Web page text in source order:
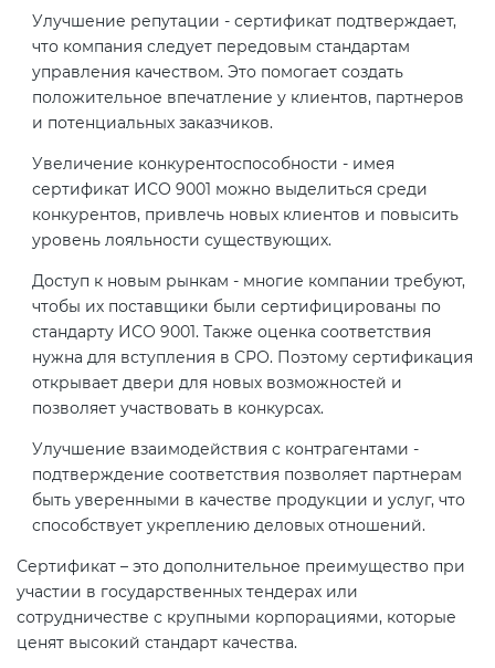
Улучшение репутации - сертификат подтверждает,
что компания следует передовым стандартам
управления качеством. Это помогает создать
положительное впечатление у клиентов, партнеров
и потенциальных заказчиков.
Увеличение конкурентоспособности - имея
сертификат ИСО 9001 можно выделиться среди
конкурентов, привлечь новых клиентов и повысить
уровень лояльности существующих.
Доступ к новым рынкам - многие компании требуют,
чтобы их поставщики были сертифицированы по
стандарту ИСО 9001. Также оценка соответствия
нужна для вступления в СРО. Поэтому сертификация
открывает двери для новых возможностей и
позволяет участвовать в конкурсах.
Улучшение взаимодействия с контрагентами -
подтверждение соответствия позволяет партнерам
быть уверенными в качестве продукции и услуг, что
способствует укреплению деловых отношений.
Сертификат – это дополнительное преимущество при
участии в государственных тендерах или
сотрудничестве с крупными корпорациями, которые
ценят высокий стандарт качества.